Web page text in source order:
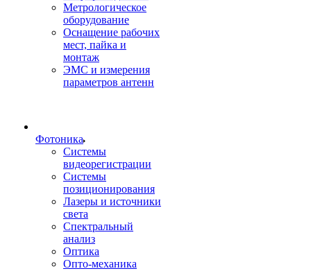
Метрологическое
оборудование
Оснащение рабочих
мест, пайка и
монтаж
ЭМС и измерения
параметров антенн
Фотоника
Cистемы
видеорегистрации
Системы
позиционирования
Лазеры и источники
света
Спектральный
анализ
Оптика
Опто-механика